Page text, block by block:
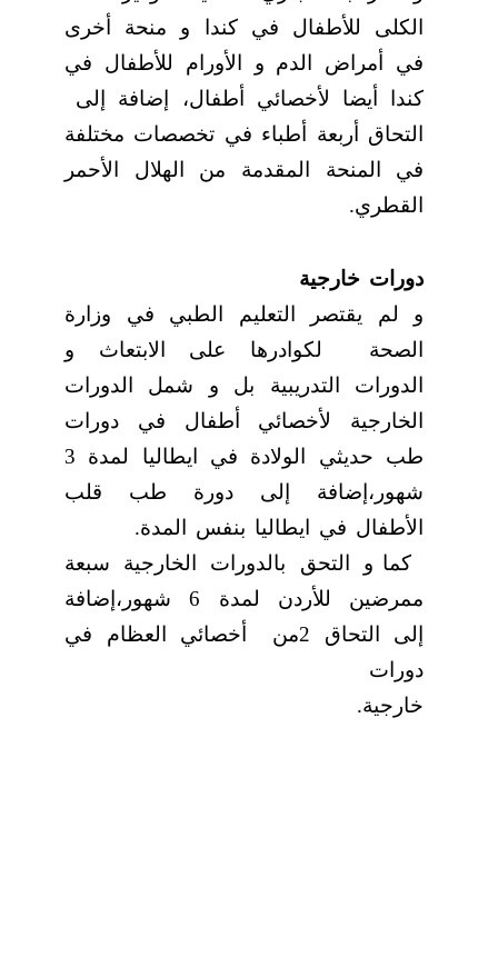
الكلى للأطفال في كندا و منحة أخرى
في أمراض الدم و الأورام للأطفال في
كندا أيضا لأخصائي أطفال، إضافة إلى
التحاق أربعة أطباء في تخصصات مختلفة
في المنحة المقدمة من الهلال الأحمر
القطري.
دورات خارجية
و لم يقتصر التعليم الطبي في وزارة
الصحة
لكوادرها على الابتعاث و
الدورات التدريبية بل و شمل الدورات
الخارجية لأخصائي أطفال في دورات
طب حديثي الولادة في ايطاليا لمدة 3
شهور،إضافة إلى دورة طب قلب
الأطفال في ايطاليا بنفس المدة.
كما و التحق بالدورات الخارجية سبعة
ممرضين للأردن لمدة 6 شهور،إضافة
إلى التحاق 2من
أخصائي العظام في
دورات
خارجية.